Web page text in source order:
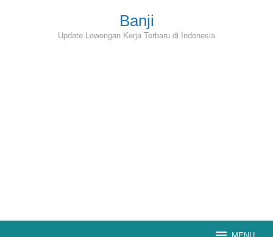
Banji
Update Lowongan Kerja Terbaru di Indonesia